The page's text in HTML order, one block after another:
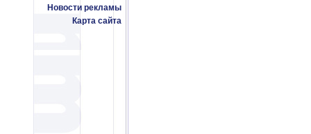
Новости рекламы
Карта сайта